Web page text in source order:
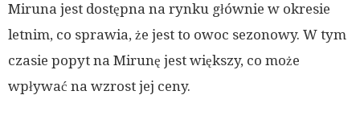
Miruna jest dostępna na rynku głównie w okresie
letnim, co sprawia, że jest to owoc sezonowy. W tym
czasie popyt na Mirunę jest większy, co może
wpływać na wzrost jej ceny.